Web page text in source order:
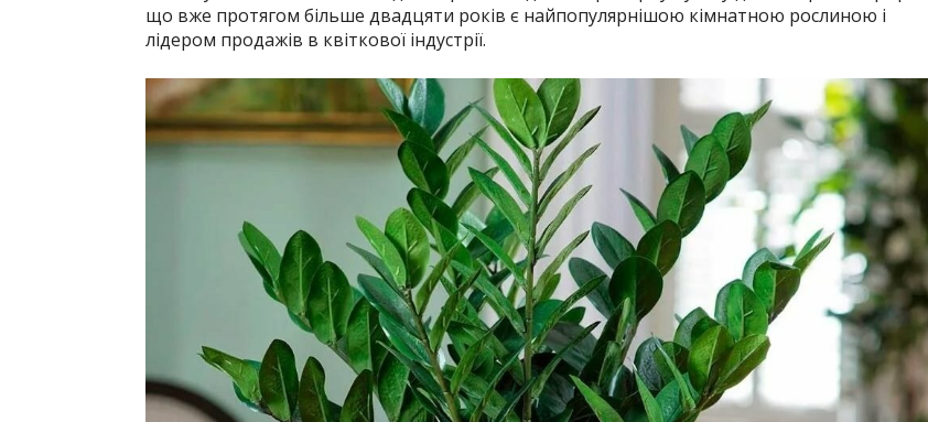
що вже протягом більше двадцяти років є найпопулярнішою кімнатною рослиною і
лідером продажів в квіткової індустрії.